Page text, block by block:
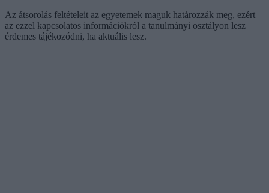
Az átsorolás feltételeit az egyetemek maguk határozzák meg, ezért
az ezzel kapcsolatos információkról a tanulmányi osztályon lesz
érdemes tájékozódni, ha aktuális lesz.